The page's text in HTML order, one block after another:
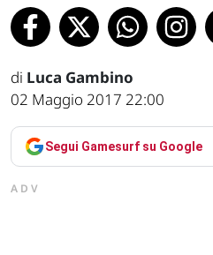
di Luca Gambino
02 Maggio 2017 22:00
Segui Gamesurf su Google
ADV